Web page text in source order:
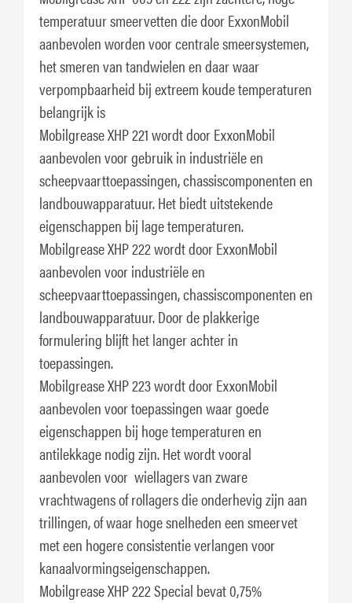
temperatuur smeervetten die door ExxonMobil
aanbevolen worden voor centrale smeersystemen,
het smeren van tandwielen en daar waar
verpompbaarheid bij extreem koude temperaturen
belangrijk is
Mobilgrease XHP 221 wordt door ExxonMobil
aanbevolen voor gebruik in industriële en
scheepvaarttoepassingen, chassiscomponenten en
landbouwapparatuur. Het biedt uitstekende
eigenschappen bij lage temperaturen.
Mobilgrease XHP 222 wordt door ExxonMobil
aanbevolen voor industriële en
scheepvaarttoepassingen, chassiscomponenten en
landbouwapparatuur. Door de plakkerige
formulering blijft het langer achter in
toepassingen.
Mobilgrease XHP 223 wordt door ExxonMobil
aanbevolen voor toepassingen waar goede
eigenschappen bij hoge temperaturen en
antilekkage nodig zijn. Het wordt vooral
aanbevolen voor wiellagers van zware
vrachtwagens of rollagers die onderhevig zijn aan
trillingen, of waar hoge snelheden een smeervet
met een hogere consistentie verlangen voor
kanaalvormingseigenschappen.
Mobilgrease XHP 222 Special bevat 0,75%